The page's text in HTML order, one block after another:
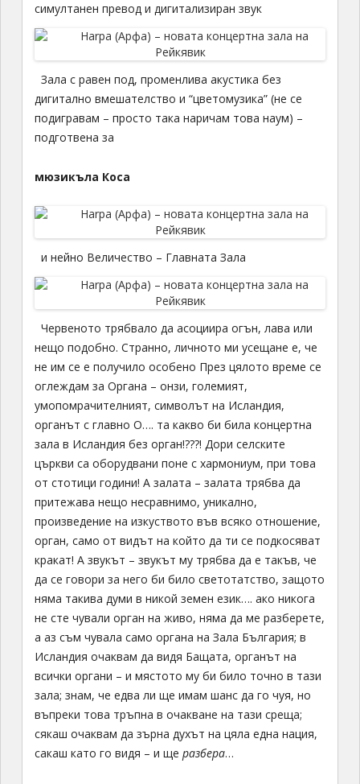
симултанен превод и дигитализиран звук
Зала с равен под, променлива акустика без
дигитално вмешателство и “цветомузика” (не се
подигравам – просто така наричам това наум) –
подготвена за
мюзикъла Коса
и нейно Величество – Главната Зала
Червеното трябвало да асоциира огън, лава или
нещо подобно. Странно, личното ми усещане е, че
не им се е получило особено През цялото време се
оглеждам за Органа – онзи, големият,
умопомрачителният, символът на Исландия,
органът с главно О…. та какво би била концертна
зала в Исландия без орган!???! Дори селските
църкви са оборудвани поне с хармониум, при това
от стотици години! А залата – залата трябва да
притежава нещо несравнимо, уникално,
произведение на изкуството във всяко отношение,
орган, само от видът на който да ти се подкосяват
кракат! А звукът – звукът му трябва да е такъв, че
да се говори за него би било светотатство, защото
няма такива думи в никой земен език…. ако никога
не сте чували орган на живо, няма да ме разберете,
а аз съм чувала само органа на Зала България; в
Исландия очаквам да видя Бащата, органът на
всички органи – и мястото му би било точно в тази
зала; знам, че едва ли ще имам шанс да го чуя, но
въпреки това тръпна в очакване на тази среща;
сякаш очаквам да зърна духът на цяла една нация,
сакаш като го видя – и ще разбера…